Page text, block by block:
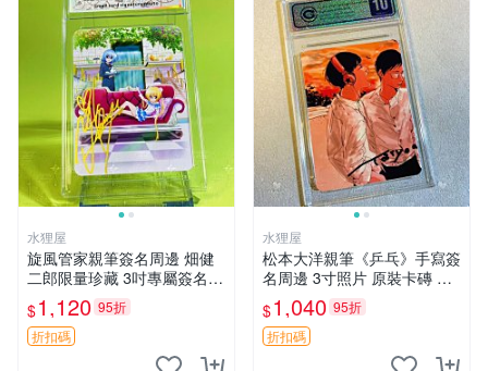
水狸屋
旋風管家親筆簽名周邊 畑健
二郎限量珍藏 3吋專屬簽名照
日本正版中古 正規卡磚附送
旋風管家 畑健二郎 簽名照
$1,120 95折
折扣碼
水狸屋
松本大洋親筆《乒乓》手寫簽
名周邊 3寸照片 原裝卡磚 收
藏好物 乒乓 The Animation
松本大洋 簽名 周邊 注記：此
商品為作者親筆簽名，附原
$1,040 95折
折扣碼